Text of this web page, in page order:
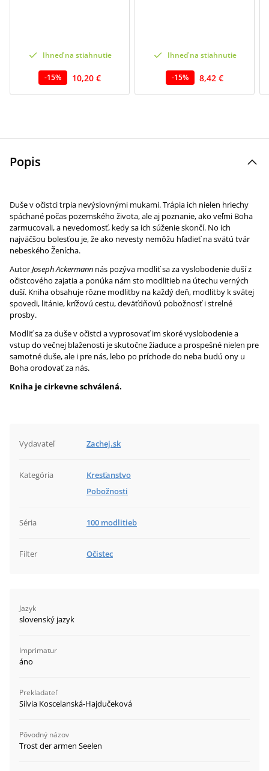
Ihneď na stiahnutie
-15% 10,20 €
Ihneď na stiahnutie
-15% 8,42 €
Popis
Duše v očistci trpia nevýslovnými mukami. Trápia ich nielen hriechy
spáchané počas pozemského života, ale aj poznanie, ako veľmi Boha
zarmucovali, a nevedomosť, kedy sa ich súženie skončí. No ich
najväčšou bolesťou je, že ako nevesty nemôžu hľadieť na svätú tvár
nebeského Ženícha.
AutorJoseph Ackermann nás pozýva modliť sa za vyslobodenie duší z
očistcového zajatia a ponúka nám sto modlitieb na útechu verných
duší. Kniha obsahuje rôzne modlitby na každý deň, modlitby k svätej
spovedi, litánie, krížovú cestu, deväťdňovú pobožnosť i strelné
prosby.
Modliť sa za duše v očistci a vyprosovať im skoré vyslobodenie a
vstup do večnej blaženosti je skutočne žiaduce a prospešné nielen pre
samotné duše, ale i pre nás, lebo po príchode do neba budú ony u
Boha orodovať za nás.
Kniha je cirkevne schválená.
Vydavateľ Zachej.sk
Kategória
Kresťanstvo
Pobožnosti
Séria 100 modlitieb
Filter Očistec
Jazyk
slovenský jazyk
Imprimatur
áno
Prekladateľ
Silvia Koscelanská-Hajdučeková
Pôvodný názov
Trost der armen Seelen